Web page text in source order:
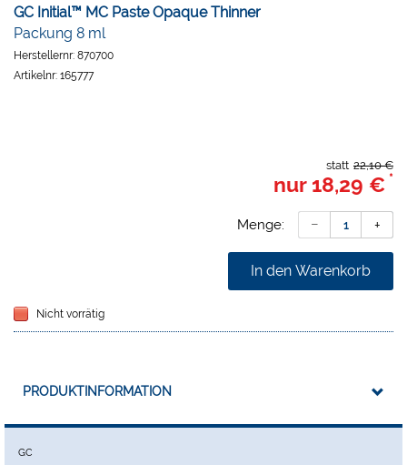
GC Initial™ MC Paste Opaque Thinner
Packung 8 ml
Herstellernr: 870700
Artikelnr: 165777
22,10 €
statt
nur 18,29 € *
Menge:
In den Warenkorb
Nicht vorrätig
PRODUKTINFORMATION
GC